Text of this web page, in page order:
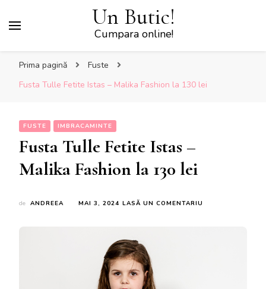
Un Butic!
Cumpara online!
Prima pagină
Fuste
Fusta Tulle Fetite Istas – Malika Fashion la 130 lei
FUSTE IMBRACAMINTE
Fusta Tulle Fetite Istas –
Malika Fashion la 130 lei
de ANDREEA MAI 3, 2024 LASĂ UN COMENTARIU